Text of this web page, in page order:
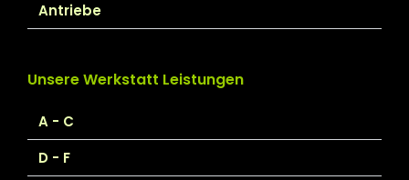
Antriebe
Unsere Werkstatt Leistungen
A - C
D - F